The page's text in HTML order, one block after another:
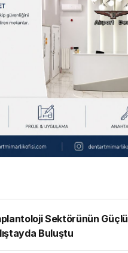
Sektörünün Güçlü
Buluştu